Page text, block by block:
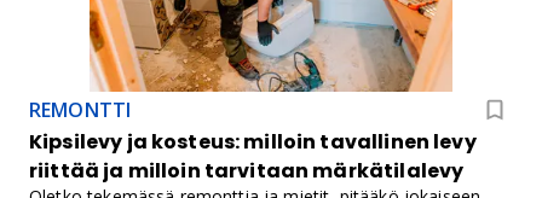
on toteutettu oikein.
REMONTTI
Kipsilevy ja kosteus: milloin tavallinen levy
riittää ja milloin tarvitaan märkätilalevy